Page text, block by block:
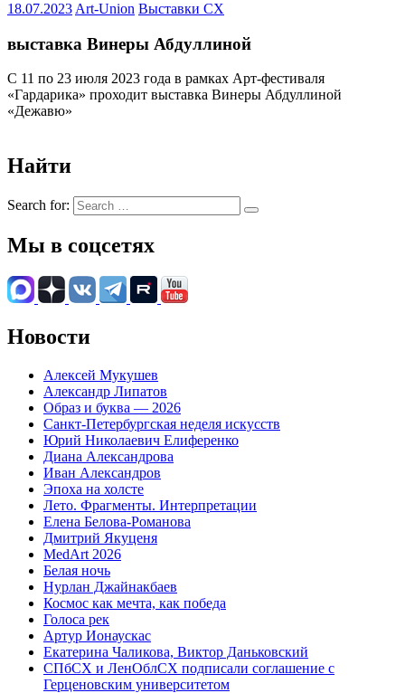
18.07.2023 Art-Union Выставки СХ
выставка Винеры Абдуллиной
С 11 по 23 июля 2023 года в рамках Арт-фестиваля
«Гардарика» проходит выставка Винеры Абдуллиной
«Дежавю»
Найти
Search for:
Мы в соцсетях
Новости
Алексей Мукушев
Александр Липатов
Образ и буква — 2026
Санкт-Петербургская неделя искусств
Юрий Николаевич Елиференко
Диана Александрова
Иван Александров
Эпоха на холсте
Лето. Фрагменты. Интерпретации
Елена Белова-Романова
Дмитрий Якуценя
MedArt 2026
Белая ночь
Нурлан Джайнакбаев
Космос как мечта, как победа
Голоса рек
Артур Ионаускас
Екатерина Чаликова, Виктор Даньковский
СПбСХ и ЛенОблСХ подписали соглашение с
Герценовским университетом